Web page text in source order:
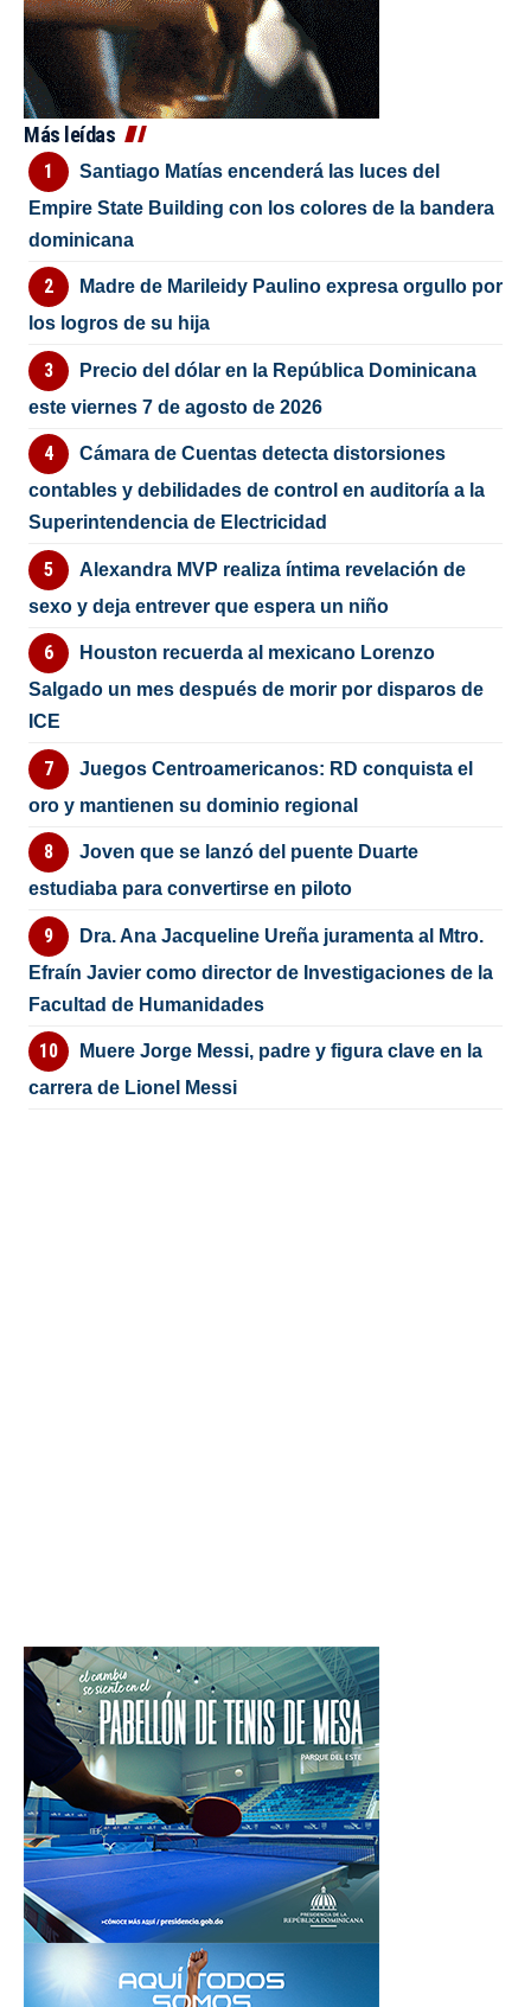
Más leídas
Santiago Matías encenderá las luces del
Empire State Building con los colores de la bandera
dominicana
Madre de Marileidy Paulino expresa orgullo por
los logros de su hija
Precio del dólar en la República Dominicana
este viernes 7 de agosto de 2026
Cámara de Cuentas detecta distorsiones
contables y debilidades de control en auditoría a la
Superintendencia de Electricidad
Alexandra MVP realiza íntima revelación de
sexo y deja entrever que espera un niño
Houston recuerda al mexicano Lorenzo
Salgado un mes después de morir por disparos de
ICE
Juegos Centroamericanos: RD conquista el
oro y mantienen su dominio regional
Joven que se lanzó del puente Duarte
estudiaba para convertirse en piloto
Dra. Ana Jacqueline Ureña juramenta al Mtro.
Efraín Javier como director de Investigaciones de la
Facultad de Humanidades
Muere Jorge Messi, padre y figura clave en la
carrera de Lionel Messi